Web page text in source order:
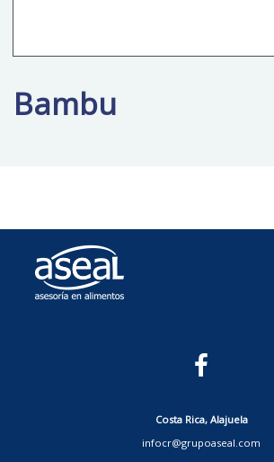
Bambu
Costa Rica, Alajuela
infocr@grupoaseal.com